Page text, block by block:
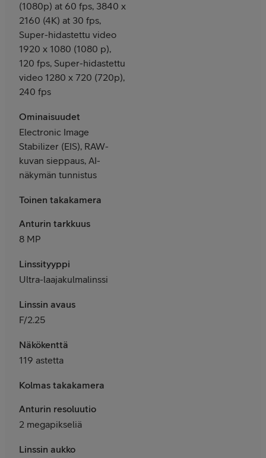
(1080p) at 60 fps, 3840 x
2160 (4K) at 30 fps,
Super-hidastettu video
1920 x 1080 (1080 p),
120 fps, Super-hidastettu
video 1280 x 720 (720p),
240 fps
Ominaisuudet
Electronic Image
Stabilizer (EIS), RAW-
kuvan sieppaus, AI-
näkymän tunnistus
Toinen takakamera
Anturin tarkkuus
8 MP
Linssityyppi
Ultra-laajakulmalinssi
Linssin avaus
F/2.25
Näkökenttä
119 astetta
Kolmas takakamera
Anturin resoluutio
2 megapikseliä
Linssin aukko